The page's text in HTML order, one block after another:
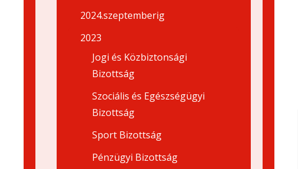
2024.szeptemberig
2023
Jogi és Közbiztonsági
Bizottság
Szociális és Egészségügyi
Bizottság
Sport Bizottság
Pénzügyi Bizottság